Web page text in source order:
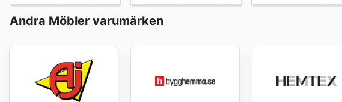
Andra Möbler varumärken